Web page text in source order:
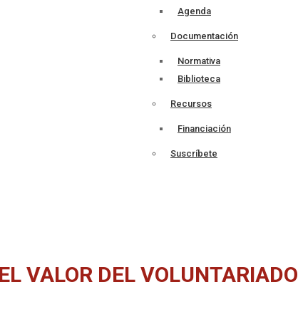
Agenda
Documentación
Normativa
Biblioteca
Recursos
Financiación
Suscríbete
VALOR DEL VOLUNTARIADO